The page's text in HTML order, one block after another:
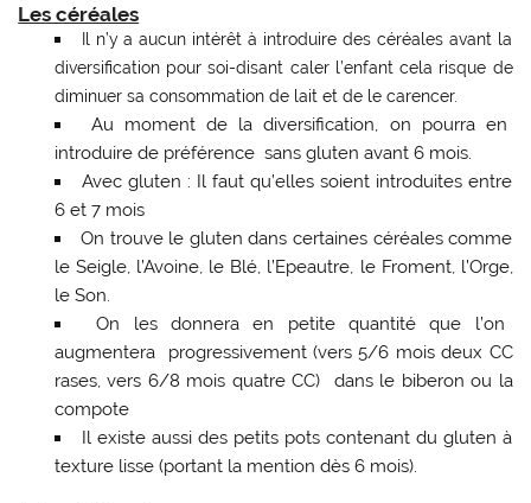
Les céréales
Il n’y a aucun intérêt à introduire des céréales avant la
diversification pour soi-disant caler l’enfant cela risque de
diminuer sa consommation de lait et de le carencer.
Au moment de la diversification, on pourra en
introduire de préférence sans gluten avant 6 mois.
Avec gluten : Il faut qu’elles soient introduites entre
6 et 7 mois
On trouve le gluten dans certaines céréales comme
le Seigle, l’Avoine, le Blé, l’Epeautre, le Froment, l’Orge,
le Son.
On les donnera en petite quantité que l’on
augmentera progressivement (vers 5/6 mois deux CC
rases, vers 6/8 mois quatre CC) dans le biberon ou la
compote
Il existe aussi des petits pots contenant du gluten à
texture lisse (portant la mention dès 6 mois).